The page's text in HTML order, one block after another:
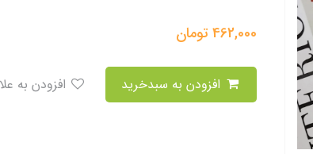
462,000تومان